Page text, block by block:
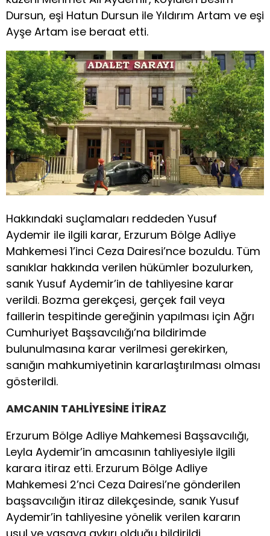
Dursun, eşi Hatun Dursun ile Yıldırım Artam ve eşi
Ayşe Artam ise beraat etti.
Hakkındaki suçlamaları reddeden Yusuf
Aydemir ile ilgili karar, Erzurum Bölge Adliye
Mahkemesi 1’inci Ceza Dairesi’nce bozuldu. Tüm
sanıklar hakkında verilen hükümler bozulurken,
sanık Yusuf Aydemir’in de tahliyesine karar
verildi. Bozma gerekçesi, gerçek fail veya
faillerin tespitinde gereğinin yapılması için Ağrı
Cumhuriyet Başsavcılığı’na bildirimde
bulunulmasına karar verilmesi gerekirken,
sanığın mahkumiyetinin kararlaştırılması olması
gösterildi.
AMCANIN TAHLİYESİNE İTİRAZ
Erzurum Bölge Adliye Mahkemesi Başsavcılığı,
Leyla Aydemir’in amcasının tahliyesiyle ilgili
karara itiraz etti. Erzurum Bölge Adliye
Mahkemesi 2’nci Ceza Dairesi’ne gönderilen
başsavcılığın itiraz dilekçesinde, sanık Yusuf
Aydemir’in tahliyesine yönelik verilen kararın